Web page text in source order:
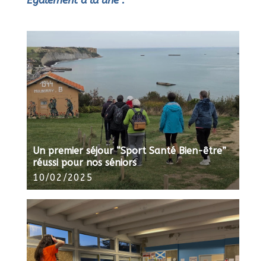
Un premier séjour “Sport Santé Bien-être”
réussi pour nos séniors
10/02/2025